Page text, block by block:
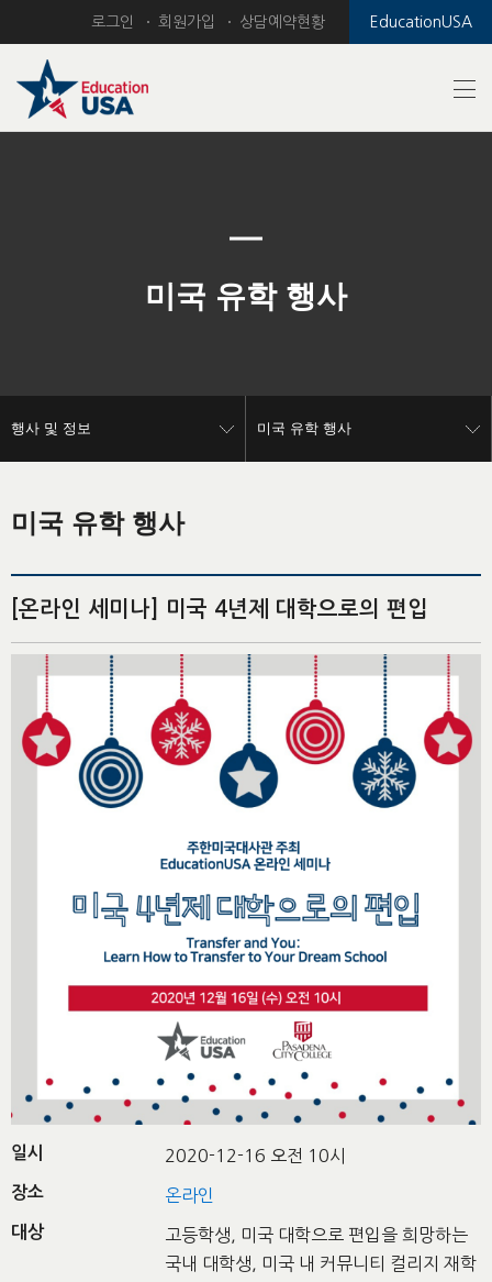
EducationUSA
로그인 회원가입 상담예약현황
미국 유학 행사
행사 및 정보 미국 유학 행사
미국 유학 행사
[온라인 세미나] 미국 4년제 대학으로의 편입
일시 2020-12-16 오전 10시
장소 온라인
대상
고등학생, 미국 대학으로 편입을 희망하는
국내 대학생, 미국 내 커뮤니티 컬리지 재학